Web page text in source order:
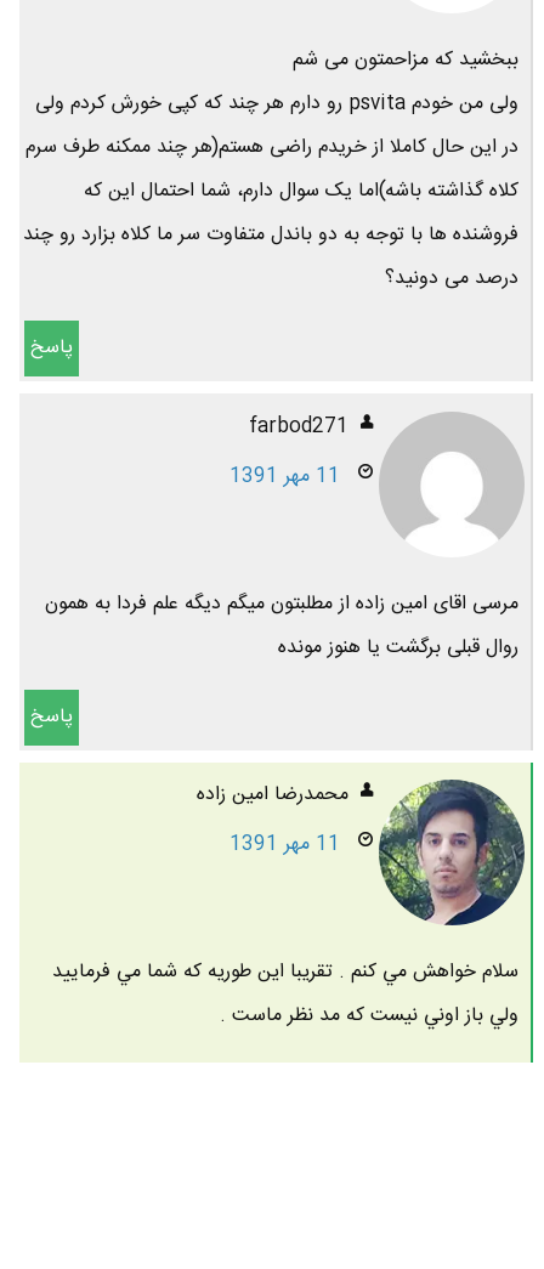
ببخشید که مزاحمتون می شم
ولی من خودم psvita رو دارم هر چند که کپی خورش کردم ولی
در این حال کاملا از خریدم راضی هستم(هر چند ممکنه طرف سرم
کلاه گذاشته باشه)اما یک سوال دارم، شما احتمال این که
فروشنده ها با توجه به دو باندل متفاوت سر ما کلاه بزارد رو چند
درصد می دونید؟
پاسخ
farbod271
11 مهر 1391
مرسی اقای امین زاده از مطلبتون میگم دیگه علم فردا به همون
روال قبلی برگشت یا هنوز مونده
پاسخ
محمدرضا امين زاده
11 مهر 1391
سلام خواهش مي كنم . تقريبا اين طوريه كه شما مي فرماييد
ولي باز اوني نيست كه مد نظر ماست .